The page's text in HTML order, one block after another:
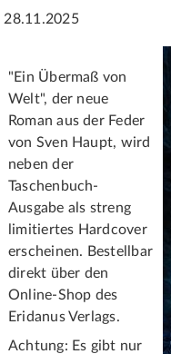
28.11.2025
"Ein Übermaß von
Welt", der neue
Roman aus der Feder
von Sven Haupt, wird
neben der
Taschenbuch-
Ausgabe als streng
limitiertes Hardcover
erscheinen. Bestellbar
direkt über den
Online-Shop des
Eridanus Verlags.
Achtung: Es gibt nur